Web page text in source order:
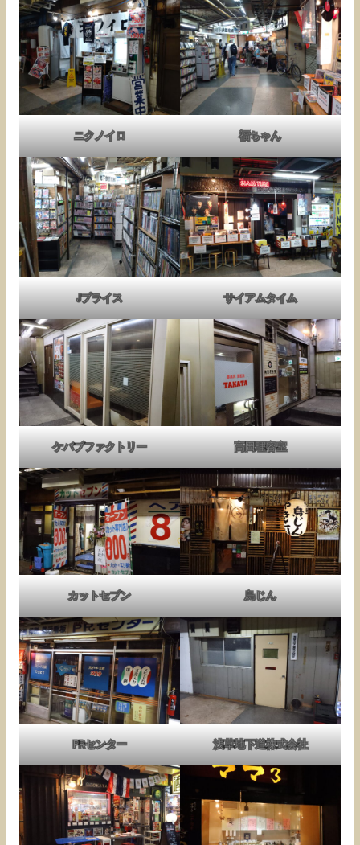
ニクノイロ 福ちゃん
Jプライス サイアムタイム
ケバブファクトリー 高田理容室
カットセブン 鳥じん
PRセンター 浅草地下道株式会社